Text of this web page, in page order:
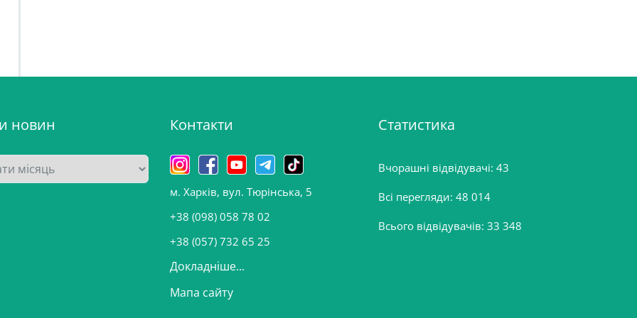
новин Контакти
м. Харків, вул. Тюрінська, 5
+38 (098) 058 78 02
+38 (057) 732 65 25
Докладніше...
Мапа сайту
Статистика
Вчорашні відвідувачі: 43
Всі перегляди: 48 014
Всього відвідувачів: 33 348